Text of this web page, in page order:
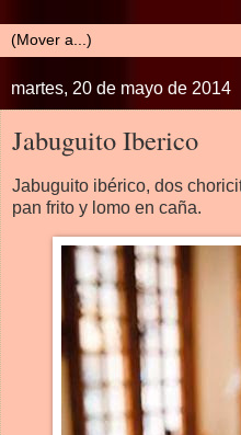
martes, 20 de mayo de 2014
Jabuguito Iberico
Jabuguito ibérico, dos
pan frito y lomo en caña.